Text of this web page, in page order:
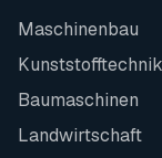
Maschinenbau
Kunststofftechnik
Baumaschinen
Landwirtschaft